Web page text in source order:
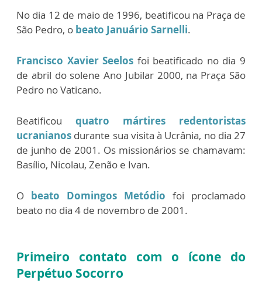
No dia 12 de maio de 1996, beatificou na Praça de
São Pedro, o beato Januário Sarnelli.
Francisco Xavier Seelos foi beatificado no dia 9
de abril do solene Ano Jubilar 2000, na Praça São
Pedro no Vaticano.
Beatificou quatro mártires redentoristas
ucranianos durante sua visita à Ucrânia, no dia 27
de junho de 2001. Os missionários se chamavam:
Basílio, Nicolau, Zenão e Ivan.
O beato Domingos Metódio foi proclamado
beato no dia 4 de novembro de 2001.
Primeiro contato com o ícone do
Perpétuo Socorro